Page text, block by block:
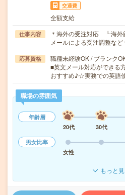
交通費
全額支給
仕事内容
＊海外の受注対応 ┗海外
メールによる受注調整な
応募資格
職種未経験OK / ブランク
■英文メール対応ができる
おすすめ♪☆実務での英語
職場の雰囲気
年齢層
20代
30代
男女比率
女性
もっと